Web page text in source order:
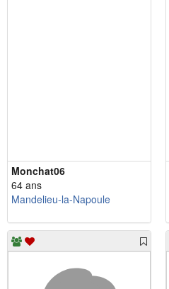
Monchat06
64 ans
Mandelieu-la-Napoule